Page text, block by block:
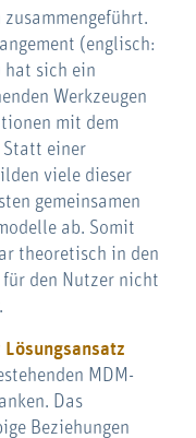
(englisch:
hat sich ein
Werkzeugen
mit dem
einer
viele dieser
gemeinsamen
ab. Somit
theoretisch in den
den Nutzer nicht
MDM-
Das
Beziehungen